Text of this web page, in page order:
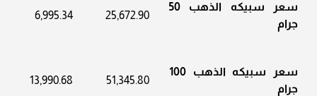
سعر سبيكه الذهب 50
جرام
25,672.90
6,995.34
سعر سبيكه الذهب 100
جرام
51,345.80
13,990.68